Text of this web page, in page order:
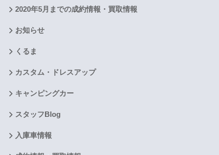
2020年5月までの成約情報・買取情報
お知らせ
くるま
カスタム・ドレスアップ
キャンピングカー
スタッフBlog
入庫車情報